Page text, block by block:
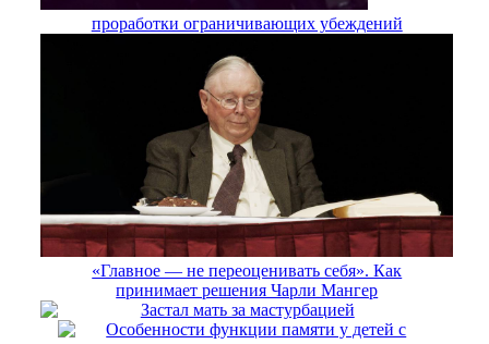
проработки ограничивающих убеждений
«Главное — не переоценивать себя». Как
принимает решения Чарли Мангер
Застал мать за мастурбацией
Особенности функции памяти у детей с